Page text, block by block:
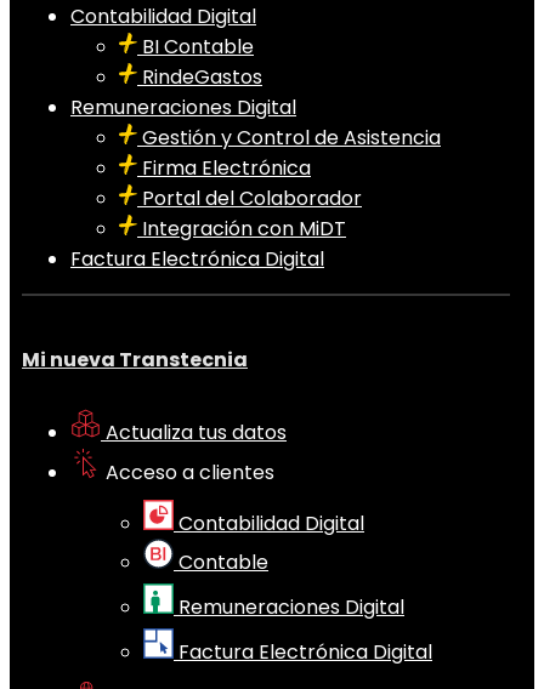
Contabilidad Digital
BI Contable
RindeGastos
Remuneraciones Digital
Gestión y Control de Asistencia
Firma Electrónica
Portal del Colaborador
Integración con MiDT
Factura Electrónica Digital
Mi nueva Transtecnia
Actualiza tus datos
Acceso a clientes
Contabilidad Digital
Contable
Remuneraciones Digital
Factura Electrónica Digital